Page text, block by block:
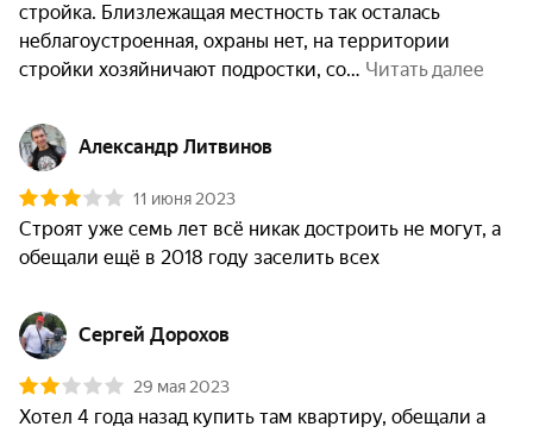
стройка. Близлежащая местность так осталась
неблагоустроенная, охраны нет, на территории
стройки хозяйничают подростки, со
Читать далее
Александр Литвинов
11 июня 2023
Строят уже семь лет всё никак достроить не могут, а
обещали ещё в 2018 году заселить всех
Сергей Дорохов
29 мая 2023
Хотел 4 года назад купить там квартиру, обещали а